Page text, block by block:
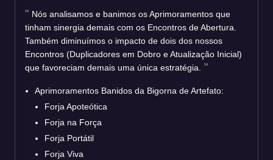
Nós analisamos e banimos os Aprimoramentos que
tinham sinergia demais com os Encontros de Abertura.
Também diminuímos o impacto de dois dos nossos
Encontros (Duplicadores em Dobro e Atualização Inicial)
que favoreciam demais uma única estratégia.
Aprimoramentos Banidos da Bigorna de Artefato:
Forja Apoteótica
Forja na Força
Forja Portátil
Forja Viva